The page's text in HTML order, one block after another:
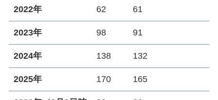
2022年 62 61
2023年 98 91
2024年 138 132
2025年 170 165